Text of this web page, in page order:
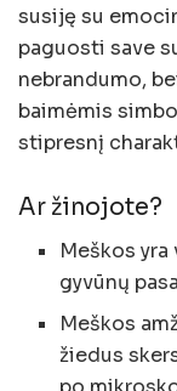
susiję su
paguosti save
nebrandumo,
baimėmis
stipresnį
Ar žinojote?
Meškos
gyvūnų
Meškos
žiedus